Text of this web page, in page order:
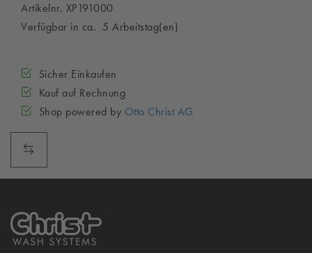
Artikelnr. XP191000
Verfügbar in ca. 5 Arbeitstag(en)
Sicher Einkaufen
Kauf auf Rechnung
Shop powered by Otto Christ AG